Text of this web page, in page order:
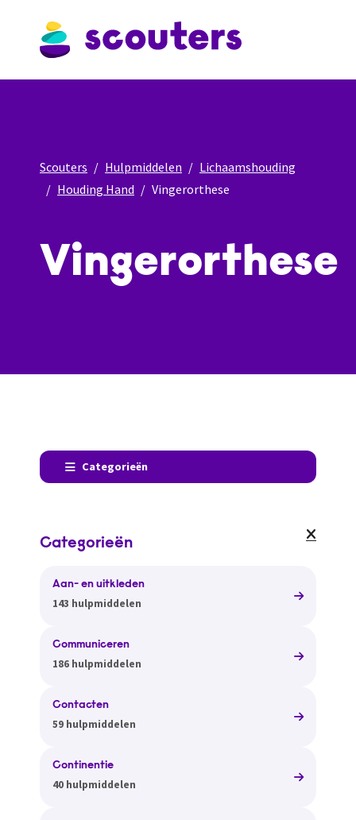
Scouters Hulpmiddelen
Lichaamshouding
Houding Hand
Vingerorthese
Vingerorthese
Categorieën
Categorieën
Aan- en uitkleden
143 hulpmiddelen
Communiceren
186 hulpmiddelen
Contacten
59 hulpmiddelen
Continentie
40 hulpmiddelen